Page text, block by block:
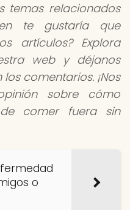
temas relacionados
te gustaría que
artículos? Explora
web y déjanos
comentarios. ¡Nos
sobre cómo
comer fuera sin
o